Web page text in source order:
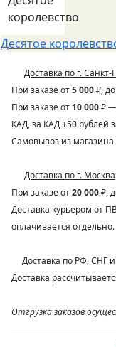
Десятое
Доставка по г. Санкт-
При заказе от5 000₽,
При заказе от 10 000₽ —
КАД, за КАД +50 рублей
Самовывоз из
Доставка по г. Москва
При заказе от20 000₽,
Доставка курьером от
оплачивается отдельно.
Доставка по РФ, СНГ
Доставка
Отгрузка заказов